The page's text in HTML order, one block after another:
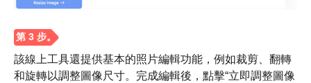
該線上工具還提供基本的照片編輯功能，例如裁剪、翻轉
和旋轉以調整圖像尺寸。完成編輯後，點擊“立即調整圖像